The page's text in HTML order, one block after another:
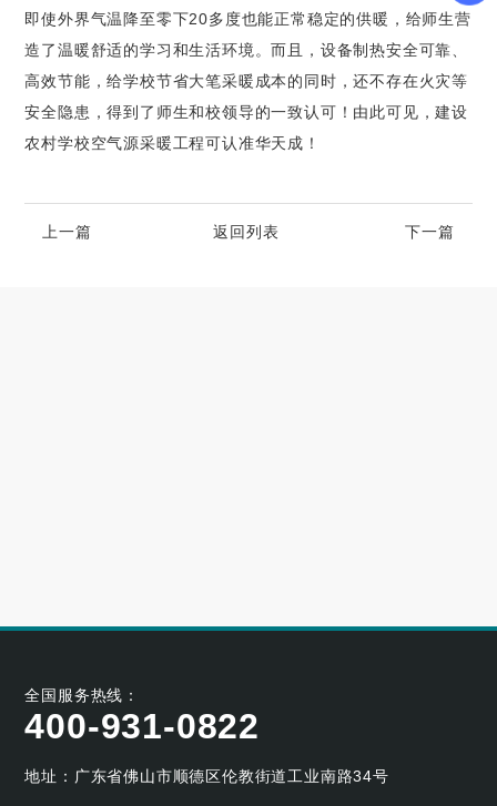
即使外界气温降至零下20多度也能正常稳定的供暖，给师生营
造了温暖舒适的学习和生活环境。而且，设备制热安全可靠、
高效节能，给学校节省大笔采暖成本的同时，还不存在火灾等
安全隐患，得到了师生和校领导的一致认可！由此可见，建设
农村学校空气源采暖工程可认准华天成！
上一篇 返回列表 下一篇
全国服务热线：
400-931-0822
地址：广东省佛山市顺德区伦教街道工业南路34号